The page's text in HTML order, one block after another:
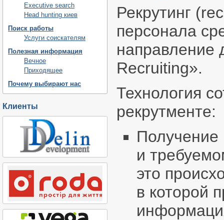
Executive search
Head hunting киев
Поиск работы
Услуги соискателям
Полезная информация
Вечное
Приходящее
Почему выбирают нас
Клиенты
Рекрутинг
персонала
направление
Recruiting».
Технология
рекрутменте:
и
это
в которой